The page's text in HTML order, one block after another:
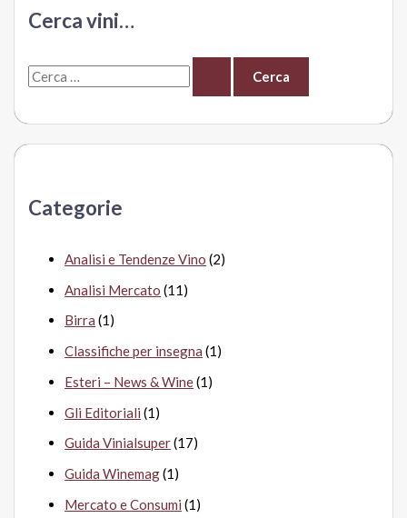
Sforza
Cerca vini…
C
r
:Categorie
Analisi e Tendenze Vino (2)
Analisi Mercato (11)
Birra (1)
Classifiche per insegna (1)
Esteri – News & Wine(1)
Gli Editoriali (1)
Guida Vinialsuper(17)
Guida Winemag(1)
Mercato e Consumi (1)